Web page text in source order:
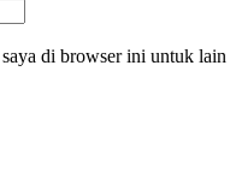
di browser ini untuk lain